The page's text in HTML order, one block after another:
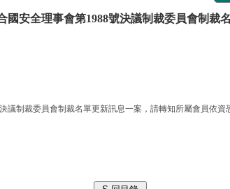
安全理事會第1988號決議制裁委員會制裁
議制裁委員會制裁名單更新訊息一案，請轉知所屬會員依資